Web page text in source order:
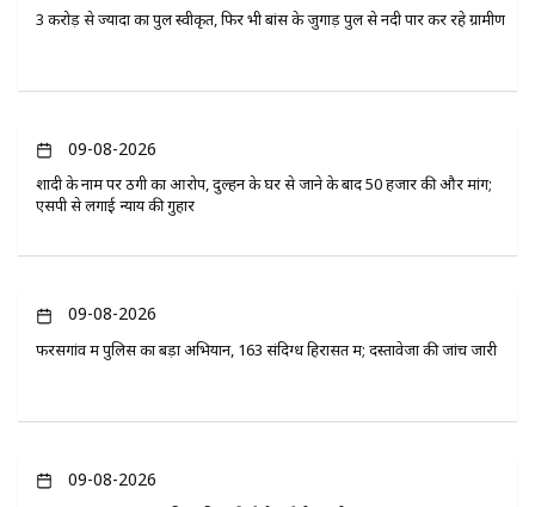
3 करोड़ से ज्यादा का पुल स्वीकृत, फिर भी बांस के जुगाड़ पुल से नदी पार कर रहे ग्रामीण
09-08-2026
शादी के नाम पर ठगी का आरोप, दुल्हन के घर से जाने के बाद 50 हजार की और मांग;
एसपी से लगाई न्याय की गुहार
09-08-2026
फरसगांव में पुलिस का बड़ा अभियान, 163 संदिग्ध हिरासत में; दस्तावेजों की जांच जारी
09-08-2026